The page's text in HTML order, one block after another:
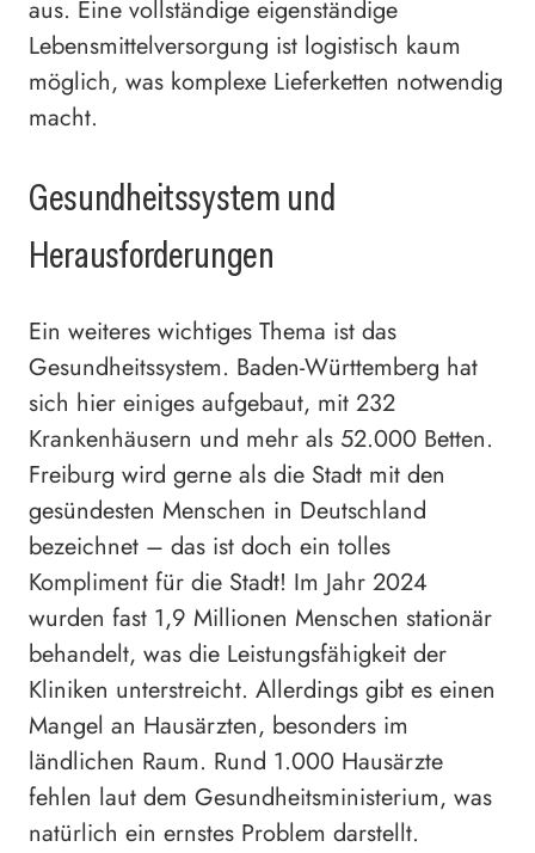
aus. Eine vollständige eigenständige
Lebensmittelversorgung ist logistisch kaum
möglich, was komplexe Lieferketten notwendig
macht.
Gesundheitssystem und
Herausforderungen
Ein weiteres wichtiges Thema ist das
Gesundheitssystem. Baden-Württemberg hat
sich hier einiges aufgebaut, mit 232
Krankenhäusern und mehr als 52.000 Betten.
Freiburg wird gerne als die Stadt mit den
gesündesten Menschen in Deutschland
bezeichnet – das ist doch ein tolles
Kompliment für die Stadt! Im Jahr 2024
wurden fast 1,9 Millionen Menschen stationär
behandelt, was die Leistungsfähigkeit der
Kliniken unterstreicht. Allerdings gibt es einen
Mangel an Hausärzten, besonders im
ländlichen Raum. Rund 1.000 Hausärzte
fehlen laut dem Gesundheitsministerium, was
natürlich ein ernstes Problem darstellt.